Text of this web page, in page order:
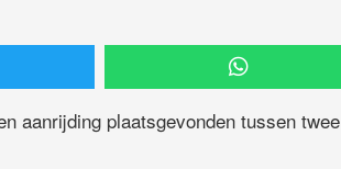
aanrijding plaatsgevonden tussen twee